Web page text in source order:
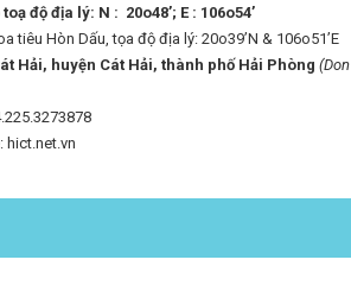
độ địa lý: N : 20o48’; E : 106o54’
tiêu Hòn Dấu, tọa độ địa lý: 20o39’N & 106o51’E
Hải, huyện Cát Hải, thành phố Hải Phòng (Don